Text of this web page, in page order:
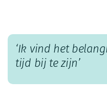
‘Ik vind het
tijd bij te zijn’